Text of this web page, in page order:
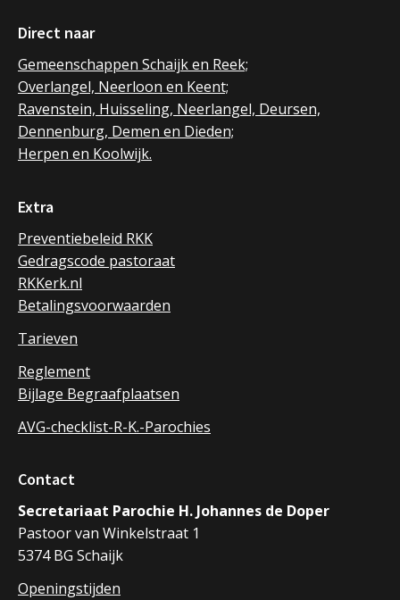
Direct naar
Gemeenschappen Schaijk en Reek;
Overlangel, Neerloon en Keent;
Ravenstein, Huisseling, Neerlangel, Deursen,
Dennenburg, Demen en Dieden;
Herpen en Koolwijk.
Extra
Preventiebeleid RKK
Gedragscode pastoraat
RKKerk.nl
Betalingsvoorwaarden
Tarieven
Reglement
Bijlage Begraafplaatsen
AVG-checklist-R-K.-Parochies
Contact
Secretariaat Parochie H. Johannes de Doper
Pastoor van Winkelstraat 1
5374 BG Schaijk
Openingstijden